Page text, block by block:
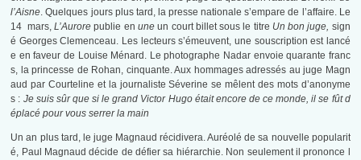
l’Aisne. Quelques jours plus tard, la presse nationale s’empare de l’affaire. Le
14 mars,L’Aurore publie en uneun court billet sous le titre Un bon juge, sign
é Georges Clemenceau. Les lecteurs s’émeuvent, une souscription est lancé
e en faveur de Louise Ménard. Le photographe Nadar envoie quarante franc
s, la princesse de Rohan, cinquante. Aux hommages adressés au juge Magn
aud par Courteline et la journaliste Séverine se mêlent des mots d’anonyme
s : Je suis sûr que si le grand Victor Hugo était encore de ce monde, il se fût d
éplacé pour vous serrer la main
Un an plus tard, le juge Magnaud récidivera. Auréolé de sa nouvelle popularit
é, Paul Magnaud décide de défier sa hiérarchie. Non seulement il prononce l